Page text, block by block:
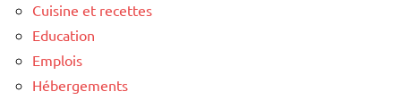
Cuisine et recettes
Education
Emplois
Hébergements